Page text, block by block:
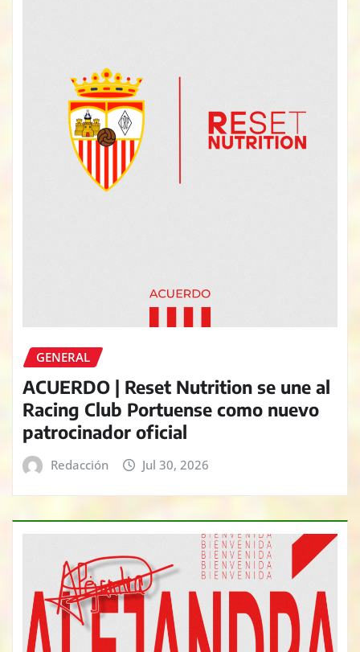
GENERAL
ACUERDO | Reset Nutrition se une al
Racing Club Portuense como nuevo
patrocinador oficial
Redacción Jul 30, 2026